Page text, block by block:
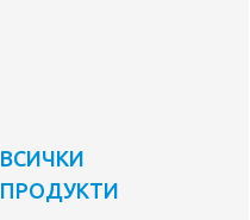
ВСИЧКИ
ПРОДУКТИ